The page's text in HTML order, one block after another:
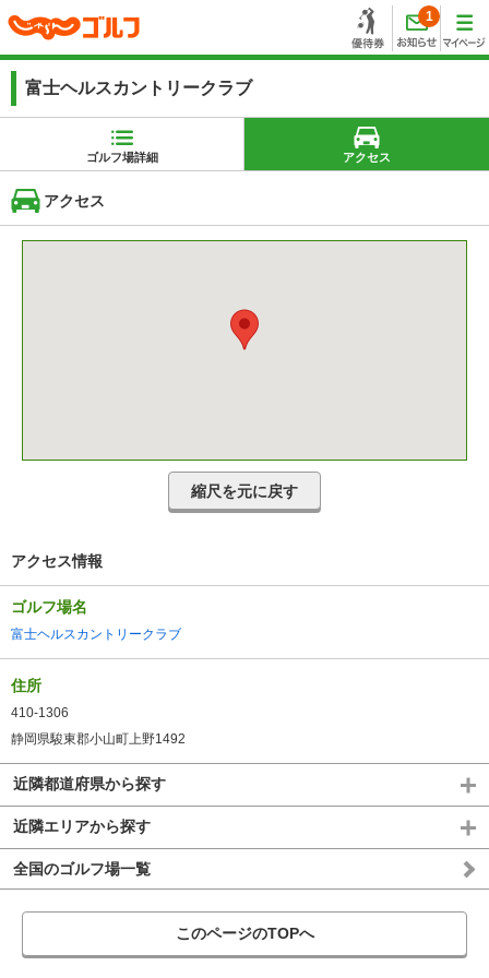
1
富士ヘルスカントリークラブ
ゴルフ場詳細 アクセス
アクセス
縮尺を元に戻す
アクセス情報
ゴルフ場名
富士ヘルスカントリークラブ
住所
410-1306
静岡県駿東郡小山町上野1492
近隣都道府県から探す
近隣エリアから探す
全国のゴルフ場一覧
このページのTOPへ